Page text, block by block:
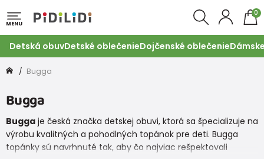
MENU
0
Detská obuvDetské oblečenieDojčenské oblečenie
Bugga
Bugga
Bugga je česká značka detskej obuvi, ktorá sa špecializuje na
výrobu kvalitných a pohodlných topánok pre deti. Bugga
topánky sú navrhnuté tak, aby čo najviac rešpektovali